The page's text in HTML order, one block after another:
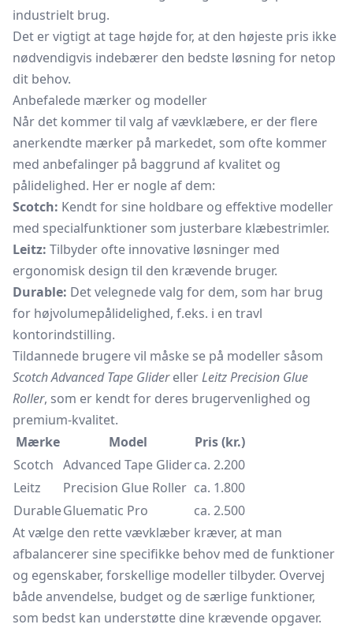
industrielt brug.
Det er vigtigt at tage højde for, at den højeste pris ikke
nødvendigvis indebærer den bedste løsning for netop
dit behov.
Anbefalede mærker og modeller
Når det kommer til valg af vævklæbere, er der flere
anerkendte mærker på markedet, som ofte kommer
med anbefalinger på baggrund af kvalitet og
pålidelighed. Her er nogle af dem:
Scotch: Kendt for sine holdbare og effektive modeller
med specialfunktioner som justerbare klæbestrimler.
Leitz: Tilbyder ofte innovative løsninger med
ergonomisk design til den krævende bruger.
Durable: Det velegnede valg for dem, som har brug
for højvolumepålidelighed, f.eks. i en travl
kontorindstilling.
Tildannede brugere vil måske se på modeller såsom
Scotch Advanced Tape GliderellerLeitz Precision Glue
Roller, som er kendt for deres brugervenlighed og
premium-kvalitet.
Mærke
Model
Pris (kr.)
Scotch Advanced Tape Gliderca. 2.200
Leitz
Precision Glue Roller ca. 1.800
DurableGluematic Pro
ca. 2.500
At vælge den rette vævklæber kræver, at man
afbalancerer sine specifikke behov med de funktioner
og egenskaber, forskellige modeller tilbyder. Overvej
både anvendelse, budget og de særlige funktioner,
som bedst kan understøtte dine krævende opgaver.